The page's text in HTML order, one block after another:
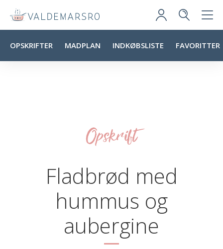
OPSKRIFTER MADPLAN INDKØBSLISTE FAVORITTER
Opskrift
Fladbrød med
hummus og
aubergine